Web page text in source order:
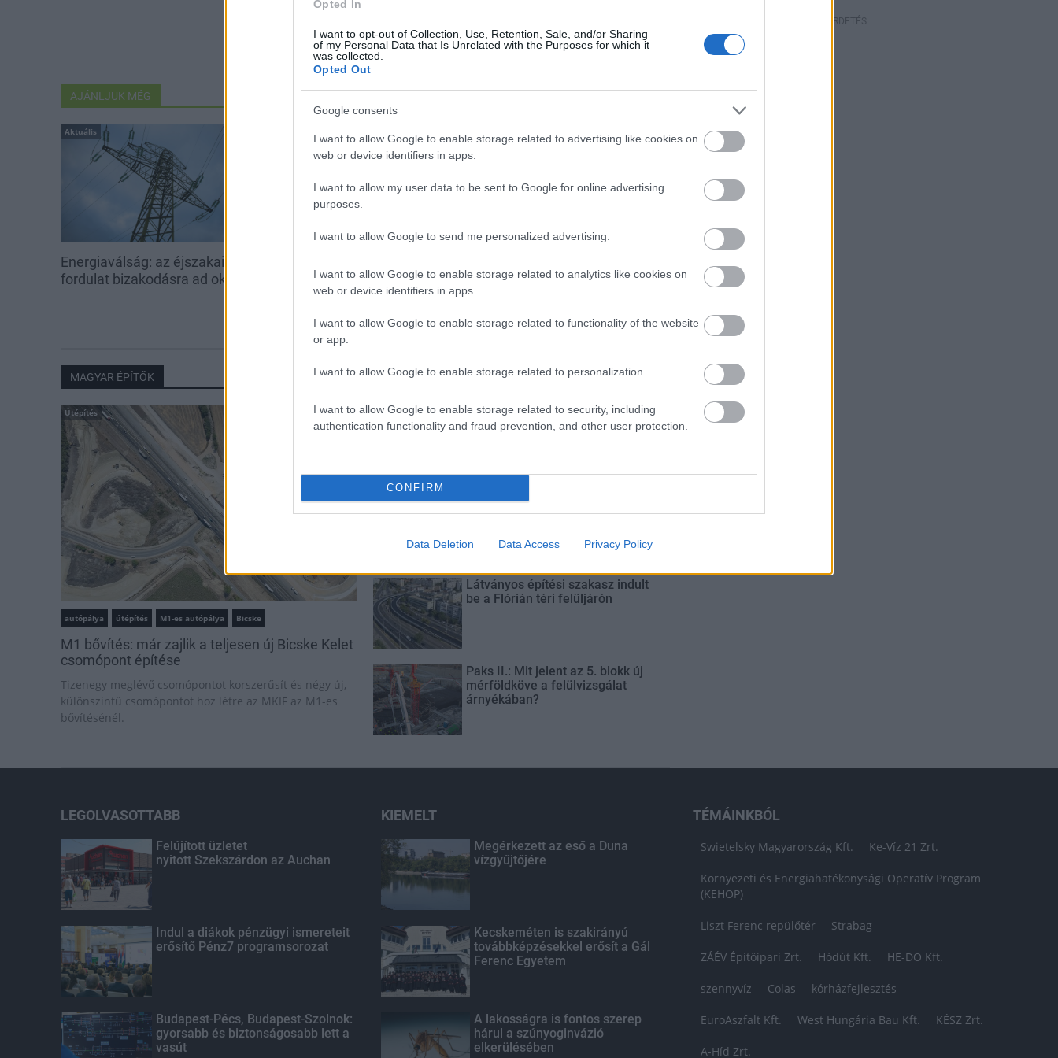
Opted In
I want to opt-out of Collection, Use, Retention, Sale, and/or Sharing
of my Personal Data that Is Unrelated with the Purposes for which it
was collected.
Opted Out
Google consents
I want to allow Google to enable storage related to advertising like cookies on
web or device identifiers in apps.
I want to allow my user data to be sent to Google for online advertising
purposes.
I want to allow Google to send me personalized advertising.
I want to allow Google to enable storage related to analytics like cookies on
web or device identifiers in apps.
I want to allow Google to enable storage related to functionality of the website
or app.
I want to allow Google to enable storage related to personalization.
I want to allow Google to enable storage related to security, including
authentication functionality and fraud prevention, and other user protection.
CONFIRM
Data Deletion Data Access Privacy Policy
AJÁNLJUK MÉG
Aktuális
Energiaválság: az éjszakai
fordulat bizakodásra ad okot
kedden üzemben tartható az
utolsó turbina
hatása a környezetre, hogy a
Duna vizét némileg felmelegíti
MAGYAR ÉPÍTŐK
Útépítés
autópálya útépítés M1-es autópálya Bicske
M1 bővítés: már zajlik a teljesen új Bicske Kelet
csomópont építése
Tizenegy meglévő csomópontot korszerűsít és négy új,
különszintű csomópontot hoz létre az MKIF az M1-es
bővítésénél.
Új gyalogosátkelők és jelzőlámpás
csomópont épül Angyalföldön
Másfélszeresére bővítik
Hódmezővásárhely jó hírű
Látványos építési szakasz indult
be a Flórián téri felüljárón
Paks II.: Mit jelent az 5. blokk új
mérföldköve a felülvizsgálat
árnyékában?
HIRDETÉS
LEGOLVASOTTABB
Felújított üzletet
nyitott Szekszárdon az Auchan
Indul a diákok pénzügyi ismereteit
erősítő Pénz7 programsorozat
Budapest-Pécs, Budapest-Szolnok:
gyorsabb és biztonságosabb lett a
vasút
KIEMELT
Megérkezett az eső a Duna
vízgyűjtőjére
Kecskeméten is szakirányú
továbbképzésekkel erősít a Gál
Ferenc Egyetem
A lakosságra is fontos szerep
hárul a szúnyoginvázió
elkerülésében
TÉMÁINKBÓL
Swietelsky Magyarország Kft. Ke-Víz 21 Zrt.
Környezeti és Energiahatékonysági Operatív Program
(KEHOP)
Liszt Ferenc repülőtér Strabag
ZÁÉV Építőipari Zrt. Hódút Kft. HE-DO Kft.
szennyvíz Colas kórházfejlesztés
EuroAszfalt Kft. West Hungária Bau Kft. KÉSZ Zrt.
A-Híd Zrt.